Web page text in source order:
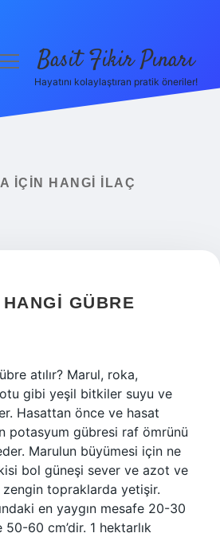
menüyüBasit Fikir Pınarı
Hayatını kolaylaştıran pratik öneriler!
IÇIN HANGI ILAÇ
GÜBRE
atılır? Marul, roka,
gibi yeşil bitkiler suyu ve
Hasattan önce ve hasat
potasyum gübresi raf ömrünü
Marulun büyümesi için ne
bol güneşi sever ve azot ve
zengin topraklarda yetişir.
en yaygın mesafe 20-30
50-60 cm’dir. 1 hektarlık